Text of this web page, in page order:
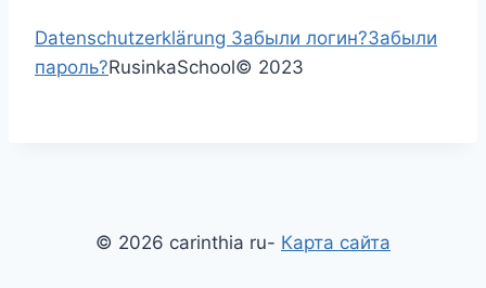
Datenschutzerklärung Забыли логин?Забыли
пароль?RusinkaSchool© 2023
© 2026 carinthia ru- Карта сайта